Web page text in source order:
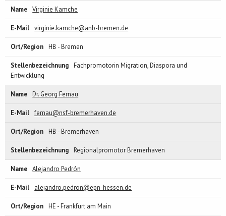
Virginie Kamche
virginie.kamche@anb-bremen.de
HB - Bremen
Fachpromotorin Migration, Diaspora und
Entwicklung
Dr. Georg Fernau
fernau@nsf-bremerhaven.de
HB - Bremerhaven
Regionalpromotor Bremerhaven
Alejandro Pedrón
alejandro.pedron@epn-hessen.de
HE - Frankfurt am Main